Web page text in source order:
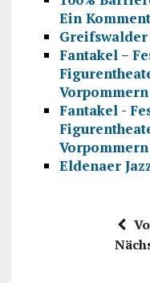
Ein
Fantakel –
Vorpommern
Fantakel -
Eldenaer